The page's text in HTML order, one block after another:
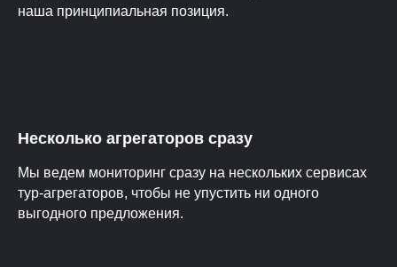
наша принципиальная позиция.
Несколько агрегаторов сразу
Мы ведем мониторинг сразу на нескольких сервисах
тур-агрегаторов, чтобы не упустить ни одного
выгодного предложения.